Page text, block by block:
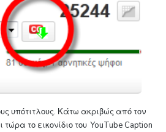
υπότιτλους. Κάτω ακριβώς από τον
το εικονίδιο τουYouTube Caption